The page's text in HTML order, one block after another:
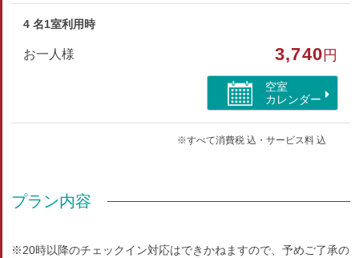
4 名1室利用時
お一人様 3,740 円
空室
カレンダー
※すべて消費税 込・サービス料 込
プラン内容
※20時以降のチェックイン対応はできかねますので、予めご了承の